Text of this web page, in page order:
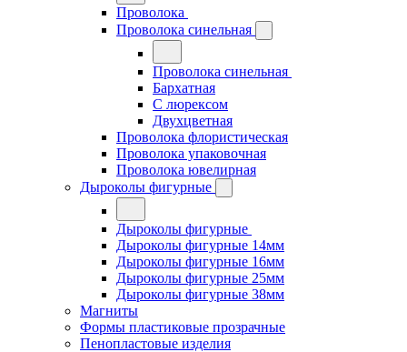
Проволока
Проволока синельная
Проволока синельная
Бархатная
С люрексом
Двухцветная
Проволока флористическая
Проволока упаковочная
Проволока ювелирная
Дыроколы фигурные
Дыроколы фигурные
Дыроколы фигурные 14мм
Дыроколы фигурные 16мм
Дыроколы фигурные 25мм
Дыроколы фигурные 38мм
Магниты
Формы пластиковые прозрачные
Пенопластовые изделия